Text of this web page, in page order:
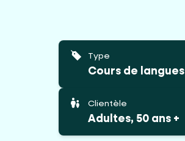
Type
Cours de langues
Clientèle
Adultes, 50 ans +